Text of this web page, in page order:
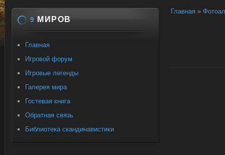
Главная »
9 МИРОВ
Главная
Игровой форум
Игровые легенды
Галерея мира
Гостевая книга
Обратная связь
Библиотека скандинавистики